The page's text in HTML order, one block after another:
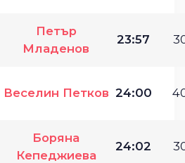
Петър
Младенов
23:57
Веселин Петков 24:00
Боряна
Кепеджиева
24:02